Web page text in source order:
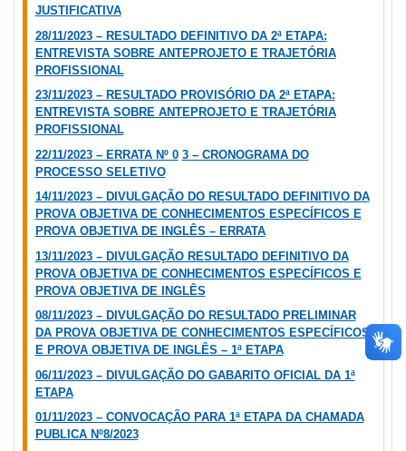
JUSTIFICATIVA
28/11/2023 – RESULTADO DEFINITIVO DA 2ª ETAPA:
ENTREVISTA SOBRE ANTEPROJETO E TRAJETÓRIA
PROFISSIONAL
23/11/2023 – RESULTADO PROVISÓRIO DA 2ª ETAPA:
ENTREVISTA SOBRE ANTEPROJETO E TRAJETÓRIA
PROFISSIONAL
22/11/2023 – ERRATA Nº 0 3 – CRONOGRAMA DO
PROCESSO SELETIVO
14/11/2023 – DIVULGAÇÃO DO RESULTADO DEFINITIVO DA
PROVA OBJETIVA DE CONHECIMENTOS ESPECÍFICOS E
PROVA OBJETIVA DE INGLÊS – ERRATA
13/11/2023 – DIVULGAÇÃO RESULTADO DEFINITIVO DA
PROVA OBJETIVA DE CONHECIMENTOS ESPECÍFICOS E
PROVA OBJETIVA DE INGLÊS
08/11/2023 – DIVULGAÇÃO DO RESULTADO PRELIMINAR
DA PROVA OBJETIVA DE CONHECIMENTOS ESPECÍFICOS
E PROVA OBJETIVA DE INGLÊS – 1ª ETAPA
06/11/2023 – DIVULGAÇÃO DO GABARITO OFICIAL DA 1ª
ETAPA
01/11/2023 – CONVOCAÇÃO PARA 1ª ETAPA DA CHAMADA
PUBLICA Nº8/2023